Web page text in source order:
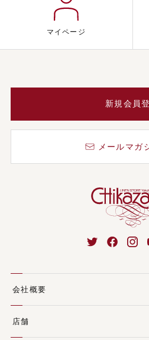
マイページ
新規会員
メールマガ
会社概要
店舗